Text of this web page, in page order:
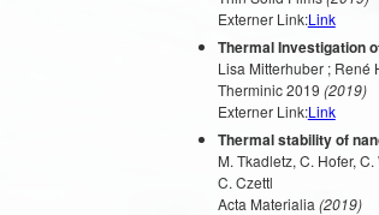
Externer Link:Link
Thermal Investigation
Lisa Mitterhuber ; René
Therminic 2019 (2019)
Externer Link:Link
Thermal stability of
M. Tkadletz, C. Hofer,
C. Czettl
Acta Materialia (2019)